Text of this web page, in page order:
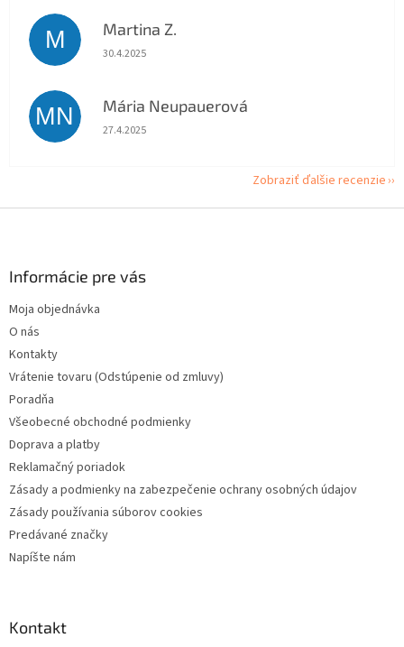
M Martina Z.
Hodnotenie obchodu je 5 z 5 hviezdičiek.
30.4.2025
MN Mária Neupauerová
Hodnotenie obchodu je 5 z 5 hviezdičiek.
27.4.2025
Zobraziť ďalšie recenzie
Informácie pre vás
Moja objednávka
O nás
Kontakty
Vrátenie tovaru (Odstúpenie od zmluvy)
Poradňa
Všeobecné obchodné podmienky
Doprava a platby
Reklamačný poriadok
Zásady a podmienky na zabezpečenie ochrany osobných údajov
Zásady používania súborov cookies
Predávané značky
Napíšte nám
Kontakt